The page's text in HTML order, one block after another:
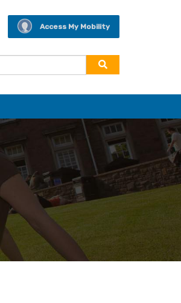
Access My Mobility